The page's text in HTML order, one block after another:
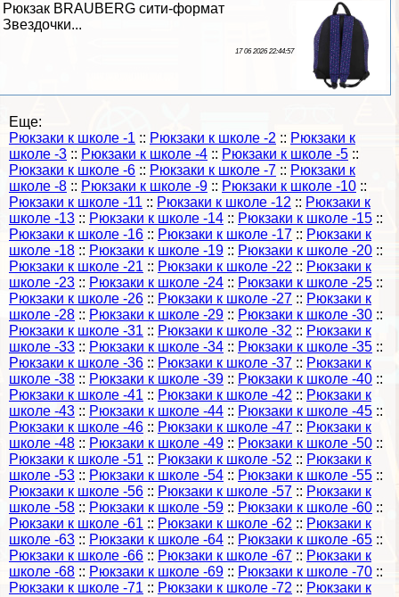
Рюкзак BRAUBERG сити-формат
Звездочки...
17 06 2026 22:44:57
Еще:
Рюкзаки к школе -1 :: Рюкзаки к школе -2 :: Рюкзаки к
школе -3 :: Рюкзаки к школе -4 :: Рюкзаки к школе -5 ::
Рюкзаки к школе -6 :: Рюкзаки к школе -7 :: Рюкзаки к
школе -8 :: Рюкзаки к школе -9 :: Рюкзаки к школе -10 ::
Рюкзаки к школе -11 :: Рюкзаки к школе -12 :: Рюкзаки к
школе -13 :: Рюкзаки к школе -14 :: Рюкзаки к школе -15 ::
Рюкзаки к школе -16 :: Рюкзаки к школе -17 :: Рюкзаки к
школе -18 :: Рюкзаки к школе -19 :: Рюкзаки к школе -20 ::
Рюкзаки к школе -21 :: Рюкзаки к школе -22 :: Рюкзаки к
школе -23 :: Рюкзаки к школе -24 :: Рюкзаки к школе -25 ::
Рюкзаки к школе -26 :: Рюкзаки к школе -27 :: Рюкзаки к
школе -28 :: Рюкзаки к школе -29 :: Рюкзаки к школе -30 ::
Рюкзаки к школе -31 :: Рюкзаки к школе -32 :: Рюкзаки к
школе -33 :: Рюкзаки к школе -34 :: Рюкзаки к школе -35 ::
Рюкзаки к школе -36 :: Рюкзаки к школе -37 :: Рюкзаки к
школе -38 :: Рюкзаки к школе -39 :: Рюкзаки к школе -40 ::
Рюкзаки к школе -41 :: Рюкзаки к школе -42 :: Рюкзаки к
школе -43 :: Рюкзаки к школе -44 :: Рюкзаки к школе -45 ::
Рюкзаки к школе -46 :: Рюкзаки к школе -47 :: Рюкзаки к
школе -48 :: Рюкзаки к школе -49 :: Рюкзаки к школе -50 ::
Рюкзаки к школе -51 :: Рюкзаки к школе -52 :: Рюкзаки к
школе -53 :: Рюкзаки к школе -54 :: Рюкзаки к школе -55 ::
Рюкзаки к школе -56 :: Рюкзаки к школе -57 :: Рюкзаки к
школе -58 :: Рюкзаки к школе -59 :: Рюкзаки к школе -60 ::
Рюкзаки к школе -61 :: Рюкзаки к школе -62 :: Рюкзаки к
школе -63 :: Рюкзаки к школе -64 :: Рюкзаки к школе -65 ::
Рюкзаки к школе -66 :: Рюкзаки к школе -67 :: Рюкзаки к
школе -68 :: Рюкзаки к школе -69 :: Рюкзаки к школе -70 ::
Рюкзаки к школе -71 :: Рюкзаки к школе -72 :: Рюкзаки к